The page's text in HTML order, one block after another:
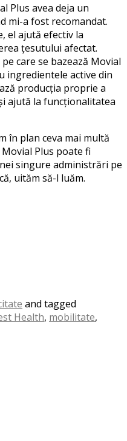
Plus avea deja un
mi-a fost recomandat.
el ajută efectiv la
țesutului afectat.
care se bazează Movial
ingredientele active din
producția proprie a
ajută la funcționalitatea
în plan ceva mai multă
Plus poate fi
singure administrări pe
uităm să-l luăm.
and tagged
Health, mobilitate,